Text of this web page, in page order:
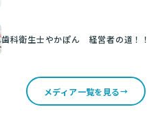
歯科衛生士やかぽん 経営者の道！！
メディア一覧を見る